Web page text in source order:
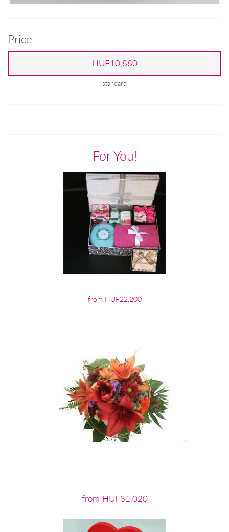
Price
HUF10,880
standard
For You!
from HUF22,200
from HUF31,020